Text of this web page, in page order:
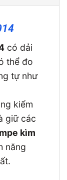
có dải
thể đo
tự như
kiểm
giữ các
kìm
năng